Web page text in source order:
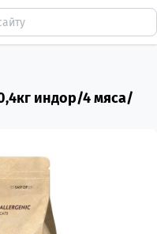
индор/4 мяса/